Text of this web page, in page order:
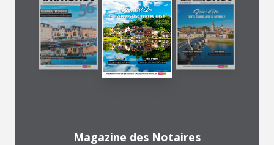
Magazine des Notaires